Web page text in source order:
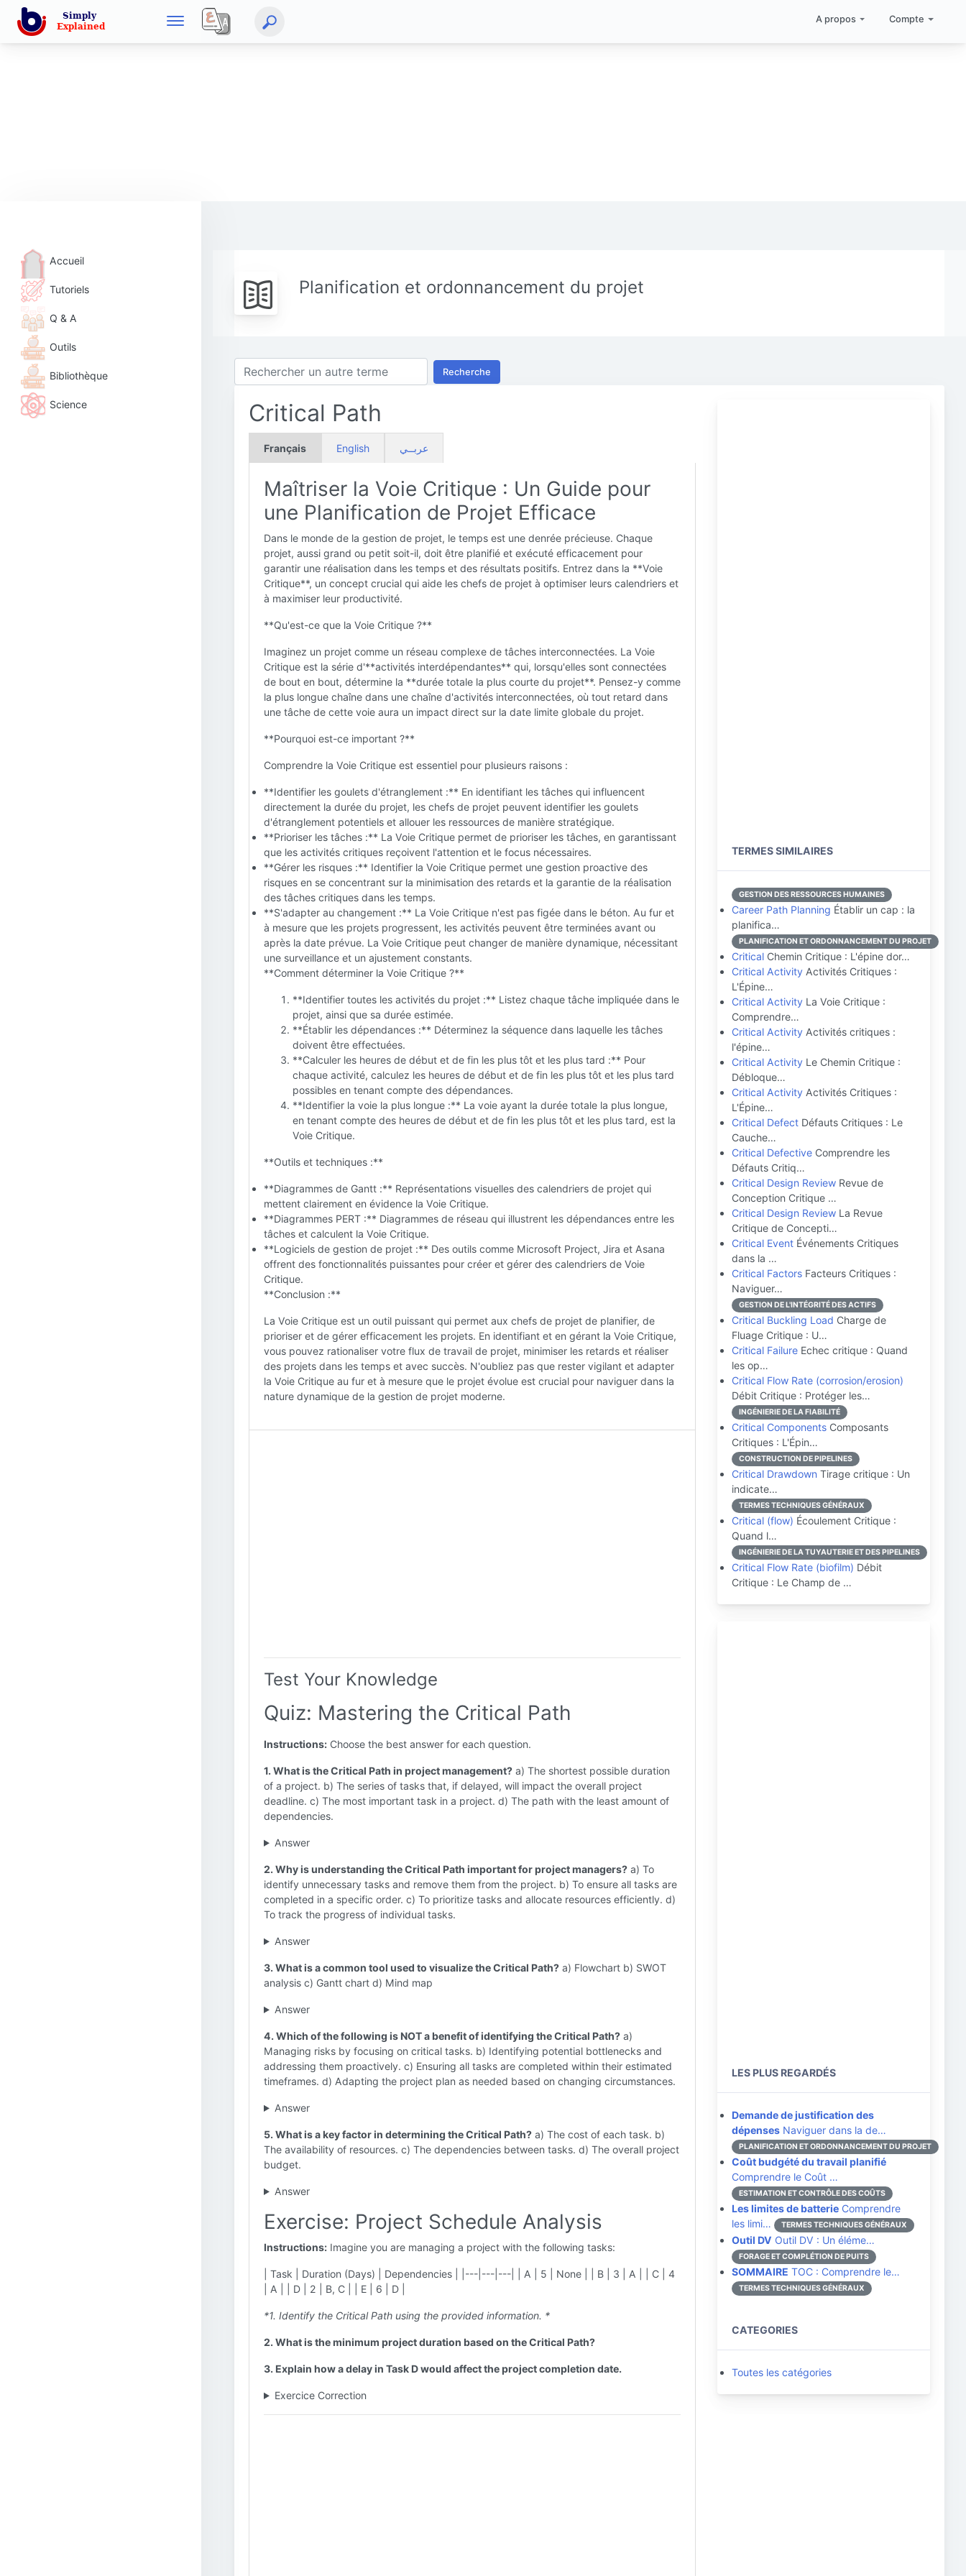
A propos Compte
Accueil
Tutoriels
Q & A
Outils
Bibliothèque
Science
Planification et ordonnancement du projet
Recherche
Critical Path
Français English عربــي
Maîtriser la Voie Critique : Un Guide pour
une Planification de Projet Efficace
Dans le monde de la gestion de projet, le temps est une denrée précieuse. Chaque
projet, aussi grand ou petit soit-il, doit être planifié et exécuté efficacement pour
garantir une réalisation dans les temps et des résultats positifs. Entrez dans la **Voie
Critique**, un concept crucial qui aide les chefs de projet à optimiser leurs calendriers et
à maximiser leur productivité.
**Qu'est-ce que la Voie Critique ?**
Imaginez un projet comme un réseau complexe de tâches interconnectées. La Voie
Critique est la série d'**activités interdépendantes** qui, lorsqu'elles sont connectées
de bout en bout, détermine la **durée totale la plus courte du projet**. Pensez-y comme
la plus longue chaîne dans une chaîne d'activités interconnectées, où tout retard dans
une tâche de cette voie aura un impact direct sur la date limite globale du projet.
**Pourquoi est-ce important ?**
Comprendre la Voie Critique est essentiel pour plusieurs raisons :
**Identifier les goulets d'étranglement :** En identifiant les tâches qui influencent
directement la durée du projet, les chefs de projet peuvent identifier les goulets
d'étranglement potentiels et allouer les ressources de manière stratégique.
**Prioriser les tâches :** La Voie Critique permet de prioriser les tâches, en garantissant
que les activités critiques reçoivent l'attention et le focus nécessaires.
**Gérer les risques :** Identifier la Voie Critique permet une gestion proactive des
risques en se concentrant sur la minimisation des retards et la garantie de la réalisation
des tâches critiques dans les temps.
**S'adapter au changement :** La Voie Critique n'est pas figée dans le béton. Au fur et
à mesure que les projets progressent, les activités peuvent être terminées avant ou
après la date prévue. La Voie Critique peut changer de manière dynamique, nécessitant
une surveillance et un ajustement constants.
**Comment déterminer la Voie Critique ?**
**Identifier toutes les activités du projet :** Listez chaque tâche impliquée dans le
projet, ainsi que sa durée estimée.
**Établir les dépendances :** Déterminez la séquence dans laquelle les tâches
doivent être effectuées.
**Calculer les heures de début et de fin les plus tôt et les plus tard :** Pour
chaque activité, calculez les heures de début et de fin les plus tôt et les plus tard
possibles en tenant compte des dépendances.
**Identifier la voie la plus longue :** La voie ayant la durée totale la plus longue,
en tenant compte des heures de début et de fin les plus tôt et les plus tard, est la
Voie Critique.
**Outils et techniques :**
**Diagrammes de Gantt :** Représentations visuelles des calendriers de projet qui
mettent clairement en évidence la Voie Critique.
**Diagrammes PERT :** Diagrammes de réseau qui illustrent les dépendances entre les
tâches et calculent la Voie Critique.
**Logiciels de gestion de projet :** Des outils comme Microsoft Project, Jira et Asana
offrent des fonctionnalités puissantes pour créer et gérer des calendriers de Voie
Critique.
**Conclusion :**
La Voie Critique est un outil puissant qui permet aux chefs de projet de planifier, de
prioriser et de gérer efficacement les projets. En identifiant et en gérant la Voie Critique,
vous pouvez rationaliser votre flux de travail de projet, minimiser les retards et réaliser
des projets dans les temps et avec succès. N'oubliez pas que rester vigilant et adapter
la Voie Critique au fur et à mesure que le projet évolue est crucial pour naviguer dans la
nature dynamique de la gestion de projet moderne.
Test Your Knowledge
Quiz: Mastering the Critical Path
Instructions: Choose the best answer for each question.
1. What is the Critical Path in project management? a) The shortest possible duration
of a project. b) The series of tasks that, if delayed, will impact the overall project
deadline. c) The most important task in a project. d) The path with the least amount of
dependencies.
Answer
2. Why is understanding the Critical Path important for project managers? a) To
identify unnecessary tasks and remove them from the project. b) To ensure all tasks are
completed in a specific order. c) To prioritize tasks and allocate resources efficiently. d)
To track the progress of individual tasks.
Answer
3. What is a common tool used to visualize the Critical Path? a) Flowchart b) SWOT
analysis c) Gantt chart d) Mind map
Answer
4. Which of the following is NOT a benefit of identifying the Critical Path? a)
Managing risks by focusing on critical tasks. b) Identifying potential bottlenecks and
addressing them proactively. c) Ensuring all tasks are completed within their estimated
timeframes. d) Adapting the project plan as needed based on changing circumstances.
Answer
5. What is a key factor in determining the Critical Path? a) The cost of each task. b)
The availability of resources. c) The dependencies between tasks. d) The overall project
budget.
Answer
Exercise: Project Schedule Analysis
Instructions: Imagine you are managing a project with the following tasks:
| Task | Duration (Days) | Dependencies | |---|---|---| | A | 5 | None | | B | 3 | A | | C | 4
| A | | D | 2 | B, C | | E | 6 | D |
*1. Identify the Critical Path using the provided information. *
2. What is the minimum project duration based on the Critical Path?
3. Explain how a delay in Task D would affect the project completion date.
Exercice Correction
TERMES SIMILAIRES
GESTION DES RESSOURCES HUMAINES
Career Path Planning Établir un cap : la
planifica…
PLANIFICATION ET ORDONNANCEMENT DU PROJET
Critical Chemin Critique : L'épine dor…
Critical Activity Activités Critiques :
L'Épine…
Critical Activity La Voie Critique :
Comprendre…
Critical Activity Activités critiques :
l'épine…
Critical Activity Le Chemin Critique :
Débloque…
Critical Activity Activités Critiques :
L'Épine…
Critical Defect Défauts Critiques : Le
Cauche…
Critical Defective Comprendre les
Défauts Critiq…
Critical Design Review Revue de
Conception Critique …
Critical Design Review La Revue
Critique de Concepti…
Critical Event Événements Critiques
dans la …
Critical Factors Facteurs Critiques :
Naviguer…
GESTION DE L'INTÉGRITÉ DES ACTIFS
Critical Buckling Load Charge de
Fluage Critique : U…
Critical Failure Echec critique : Quand
les op…
Critical Flow Rate (corrosion/erosion)
Débit Critique : Protéger les…
INGÉNIERIE DE LA FIABILITÉ
Critical Components Composants
Critiques : L'Épin…
CONSTRUCTION DE PIPELINES
Critical Drawdown Tirage critique : Un
indicate…
TERMES TECHNIQUES GÉNÉRAUX
Critical (flow) Écoulement Critique :
Quand l…
INGÉNIERIE DE LA TUYAUTERIE ET DES PIPELINES
Critical Flow Rate (biofilm) Débit
Critique : Le Champ de …
LES PLUS REGARDÉS
Demande de justification des
dépenses Naviguer dans la de…
PLANIFICATION ET ORDONNANCEMENT DU PROJET
Coût budgété du travail planifié
Comprendre le Coût …
ESTIMATION ET CONTRÔLE DES COÛTS
Les limites de batterie Comprendre
les limi…
TERMES TECHNIQUES GÉNÉRAUX
Outil DV Outil DV : Un éléme…
FORAGE ET COMPLÉTION DE PUITS
SOMMAIRE TOC : Comprendre le…
TERMES TECHNIQUES GÉNÉRAUX
CATEGORIES
Toutes les catégories